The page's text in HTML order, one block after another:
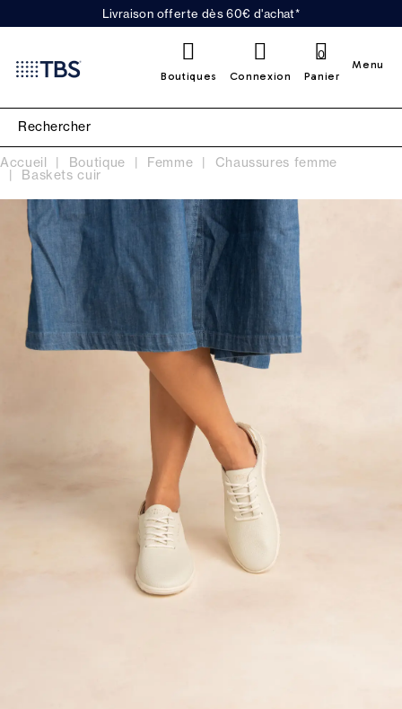
Livraison offerte dès 60€ d'achat*
Boutiques Connexion Panier
0
Menu
Accueil Boutique Femme Chaussures femme
Baskets cuir